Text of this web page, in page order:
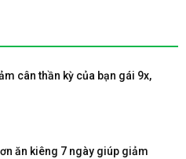
cân thần kỳ của bạn gái 9x,
ăn kiêng 7 ngày giúp giảm